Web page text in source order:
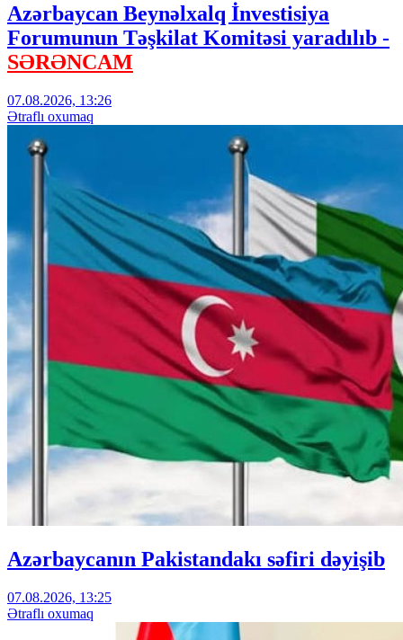
Azərbaycan Beynəlxalq İnvestisiya
Forumunun Təşkilat Komitəsi yaradılıb -
SƏRƏNCAM
07.08.2026, 13:26
Ətraflı oxumaq
Azərbaycanın Pakistandakı səfiri dəyişib
07.08.2026, 13:25
Ətraflı oxumaq